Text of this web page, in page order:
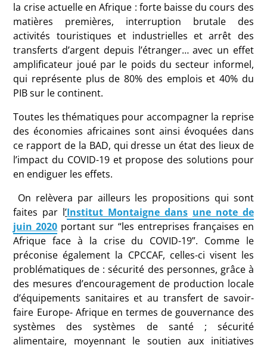
la crise actuelle en Afrique : forte baisse du cours des
matières premières, interruption brutale des
activités touristiques et industrielles et arrêt des
transferts d’argent depuis l’étranger… avec un effet
amplificateur joué par le poids du secteur informel,
qui représente plus de 80% des emplois et 40% du
PIB sur le continent.
Toutes les thématiques pour accompagner la reprise
des économies africaines sont ainsi évoquées dans
ce rapport de la BAD, qui dresse un état des lieux de
l’impact du COVID-19 et propose des solutions pour
en endiguer les effets.
On relèvera par ailleurs les propositions qui sont
faites par l’Institut Montaigne dans une note de
juin 2020 portant sur “les entreprises françaises en
Afrique face à la crise du COVID-19”. Comme le
préconise également la CPCCAF, celles-ci visent les
problématiques de : sécurité des personnes, grâce à
des mesures d’encouragement de production locale
d’équipements sanitaires et au transfert de savoir-
faire Europe- Afrique en termes de gouvernance des
systèmes des systèmes de santé ; sécurité
alimentaire, moyennant le soutien aux initiatives